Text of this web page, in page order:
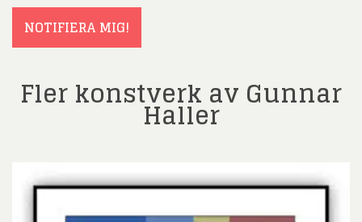
NOTIFIERA MIG!
Fler konstverk av Gunnar
Haller